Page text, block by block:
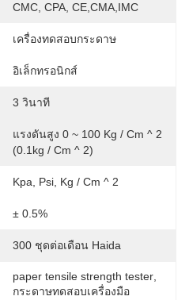
CMC, CPA, CE,CMA,IMC
เครื่องทดสอบกระดาษ
อิเล็กทรอนิกส์
3 วินาที
แรงดันสูง 0 ~ 100 Kg / Cm ^ 2
(0.1kg / Cm ^ 2)
Kpa, Psi, Kg / Cm ^ 2
± 0.5%
300 ชุดต่อเดือน Haida
paper tensile strength tester
กระดาษทดสอบเครื่องมือ